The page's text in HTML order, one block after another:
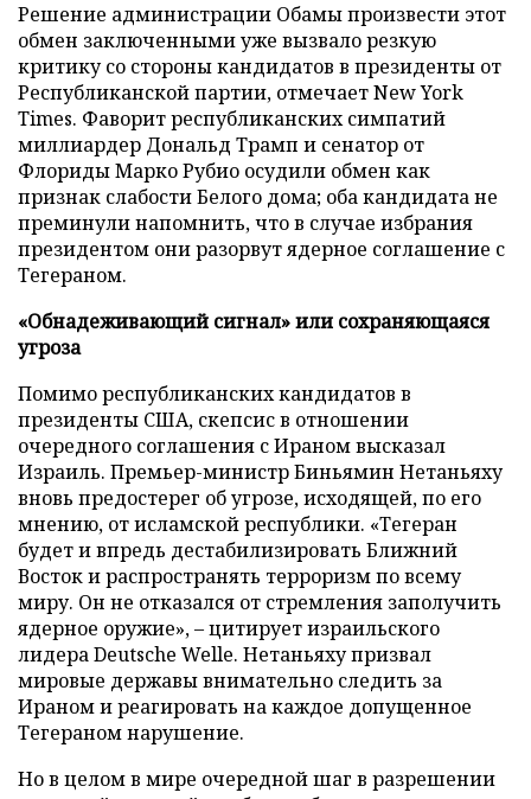
Решение администрации Обамы произвести этот
обмен заключенными уже вызвало резкую
критику со стороны кандидатов в президенты от
Республиканской партии, отмечает New York
Times. Фаворит республиканских симпатий
миллиардер Дональд Трамп и сенатор от
Флориды Марко Рубио осудили обмен как
признак слабости Белого дома; оба кандидата не
преминули напомнить, что в случае избрания
президентом они разорвут ядерное соглашение с
Тегераном.
«Обнадеживающий сигнал» или сохраняющаяся
угроза
Помимо республиканских кандидатов в
президенты США, скепсис в отношении
очередного соглашения с Ираном высказал
Израиль. Премьер-министр Биньямин Нетаньяху
вновь предостерег об угрозе, исходящей, по его
мнению, от исламской республики. «Тегеран
будет и впредь дестабилизировать Ближний
Восток и распространять терроризм по всему
миру. Он не отказался от стремления заполучить
ядерное оружие», – цитирует израильского
лидера Deutsche Welle. Нетаньяху призвал
мировые державы внимательно следить за
Ираном и реагировать на каждое допущенное
Тегераном нарушение.
Но в целом в мире очередной шаг в разрешении